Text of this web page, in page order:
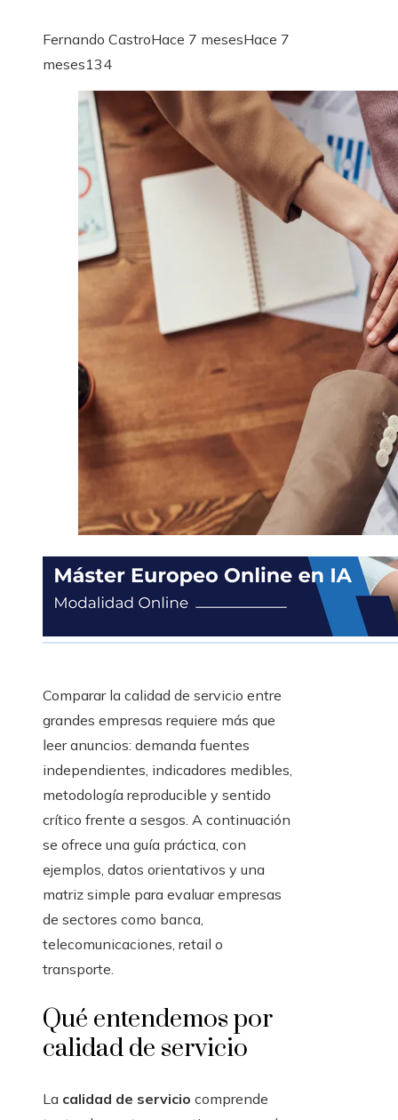
Fernando CastroHace 7 mesesHace 7
meses134
Comparar la calidad de servicio entre
grandes empresas requiere más que
leer anuncios: demanda fuentes
independientes, indicadores medibles,
metodología reproducible y sentido
crítico frente a sesgos. A continuación
se ofrece una guía práctica, con
ejemplos, datos orientativos y una
matriz simple para evaluar empresas
de sectores como banca,
telecomunicaciones, retail o
transporte.
Qué entendemos por
calidad de servicio
La calidad de servicio comprende